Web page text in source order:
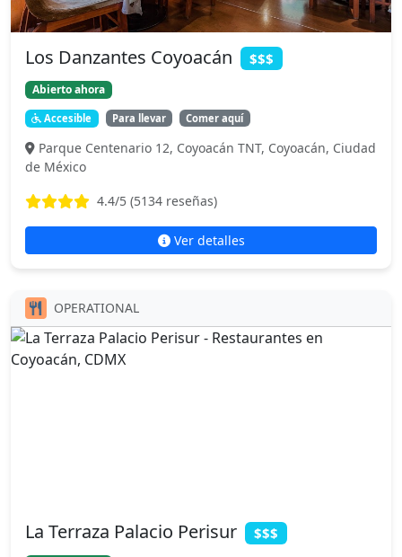
Los Danzantes Coyoacán $$$
Abierto ahora
Accesible Para llevar Comer aquí
Parque Centenario 12, Coyoacán TNT, Coyoacán, Ciudad
de México
4.4/5 (5134 reseñas)
Ver detalles
OPERATIONAL
La Terraza Palacio Perisur $$$